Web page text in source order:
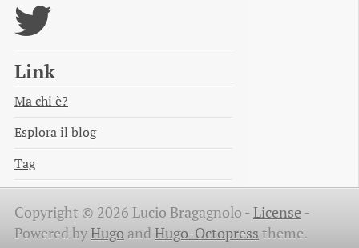
Link
Ma chi è?
Esplora il blog
Tag
Copyright © 2026 Lucio Bragagnolo -License -
Powered byHugo and Hugo-Octopress theme.